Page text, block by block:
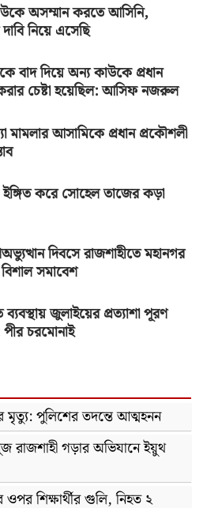
অসম্মান করতে আসিনি,
নিয়ে এসেছি
বাদ দিয়ে অন্য কাউকে প্রধান
চেষ্টা হয়েছিল: আসিফ নজরুল
মামলার আসামিকে প্রধান প্রকৌশলী
ইঙ্গিত করে সোহেল তাজের কড়া
দিবসে রাজশাহীতে মহানগর
সমাবেশ
ব্যবস্থায় জুলাইয়ের প্রত্যাশা পূরণ
চরমোনাই
মৃত্যু: পুলিশের তদন্তে আত্মহনন
রাজশাহী গড়ার অভিযানে ইয়ুথ
ওপর শিক্ষার্থীর গুলি, নিহত ২